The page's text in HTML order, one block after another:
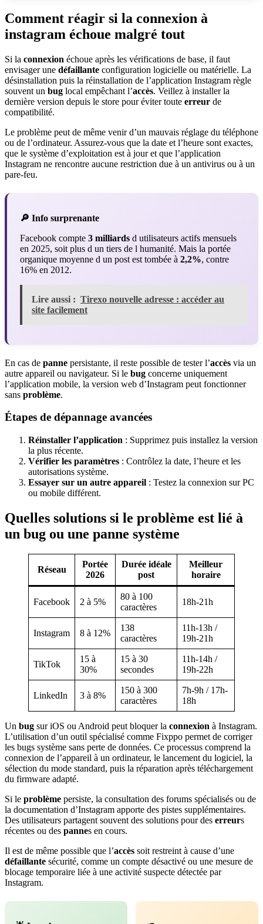
Comment réagir si la connexion à
instagram échoue malgré tout
Si la connexion échoue après les vérifications de base, il faut
envisager une défaillante configuration logicielle ou matérielle. La
désinstallation puis la réinstallation de l’application Instagram règle
souvent un bug local empêchant l’accès. Veillez à installer la
dernière version depuis le store pour éviter toute erreur de
compatibilité.
Le problème peut de même venir d’un mauvais réglage du téléphone
ou de l’ordinateur. Assurez-vous que la date et l’heure sont exactes,
que le système d’exploitation est à jour et que l’application
Instagram ne rencontre aucune restriction due à un antivirus ou à un
pare-feu.
🔎 Info surprenante
Facebook compte 3 milliards d utilisateurs actifs mensuels
en 2025, soit plus d un tiers de l humanité. Mais la portée
organique moyenne d un post est tombée à 2,2%, contre
16% en 2012.
Lire aussi : Tirexo nouvelle adresse : accéder au
site facilement
En cas de panne persistante, il reste possible de tester l’accès via un
autre appareil ou navigateur. Si le bug concerne uniquement
l’application mobile, la version web d’Instagram peut fonctionner
sans problème.
Étapes de dépannage avancées
Réinstaller l’application : Supprimez puis installez la version
la plus récente.
Vérifier les paramètres : Contrôlez la date, l’heure et les
autorisations système.
Essayer sur un autre appareil : Testez la connexion sur PC
ou mobile différent.
Quelles solutions si le problème est lié à
un bug ou une panne système
Réseau
Portée
2026
Durée idéale
post
Meilleur
horaire
Facebook 2 à 5%
80 à 100
caractères
18h-21h
Instagram 8 à 12%
138
caractères
11h-13h /
19h-21h
TikTok
15 à
30%
15 à 30
secondes
11h-14h /
19h-22h
LinkedIn 3 à 8%
150 à 300
caractères
7h-9h / 17h-
18h
Un bug sur iOS ou Android peut bloquer la connexion à Instagram.
L’utilisation d’un outil spécialisé comme Fixppo permet de corriger
les bugs système sans perte de données. Ce processus comprend la
connexion de l’appareil à un ordinateur, le lancement du logiciel, la
sélection du mode standard, puis la réparation après téléchargement
du firmware adapté.
Si le problème persiste, la consultation des forums spécialisés ou de
la documentation d’Instagram apporte des pistes supplémentaires.
Des utilisateurs partagent souvent des solutions pour des erreurs
récentes ou des pannes en cours.
Il est de même possible que l’accès soit restreint à cause d’une
défaillante sécurité, comme un compte désactivé ou une mesure de
blocage temporaire liée à une activité suspecte détectée par
Instagram.